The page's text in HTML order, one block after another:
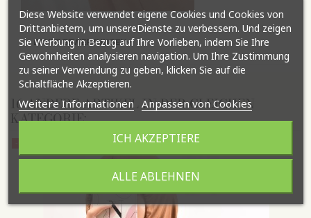
ECHTE BEWERTUNGEN
16 ANDERE ARTIKEL IN DER GLEICHEN
KATEGORIE:
Diese Website verwendet eigene Cookies und Cookies von
Drittanbietern, um unsereDienste zu verbessern. Und zeigen
Sie Werbung in Bezug auf Ihre Vorlieben, indem Sie Ihre
Gewohnheiten analysieren navigation. Um Ihre Zustimmung
zu seiner Verwendung zu geben, klicken Sie auf die
Schaltfläche Akzeptieren.
Weitere Informationen Anpassen von Cookies
ALLE ABLEHNEN
ICH AKZEPTIERE